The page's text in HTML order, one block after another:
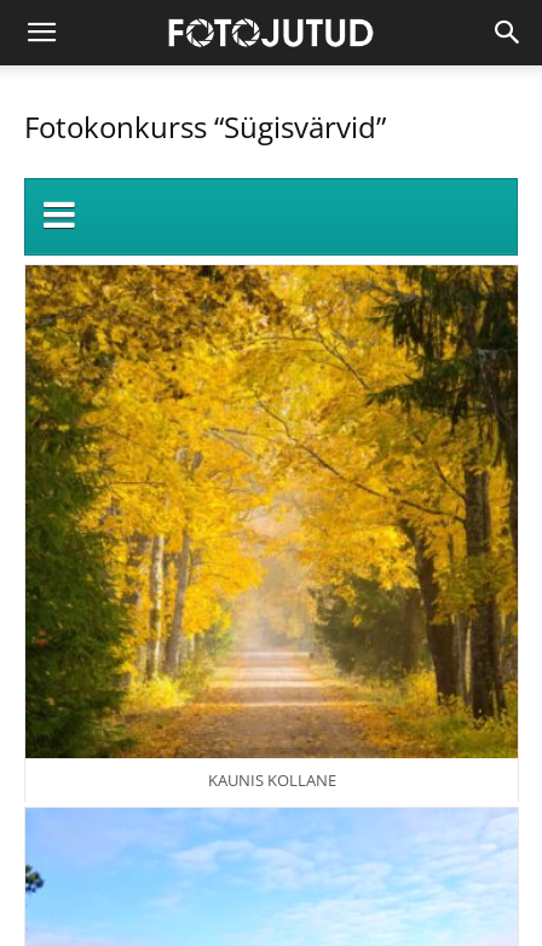
Fotokonkurss “Sügisvärvid”
KAUNIS KOLLANE